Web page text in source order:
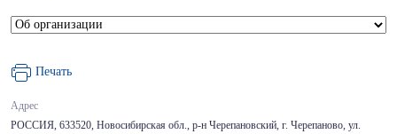
Печать
Адрес
РОССИЯ, 633520, Новосибирская обл., р-н Черепановский, г. Черепаново, ул.